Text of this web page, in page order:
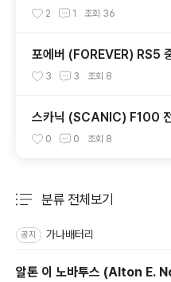
R) 접이식 전기자전거 배터
2 1 조회 36
포에버 (FOREVER) RS5
거 배터리 셀 교환
3 3 조회 8
스카닉 (SCANIC) F100
h 배터리 교체, 용량 업그레
0 0 조회 8
분류 전체보기
공지 가나배터리
알톤 이 노바투스 (Alton E.